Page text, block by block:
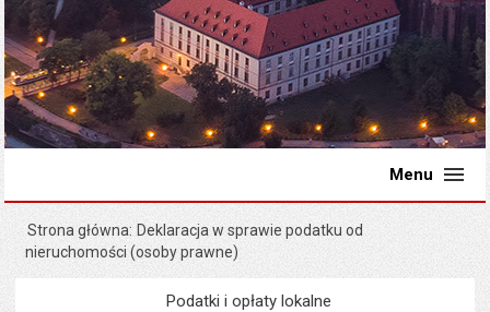
Menu
Strona główna Deklaracja w sprawie podatku od
nieruchomości (osoby prawne)
MenuPodatki i opłaty lokalne
Podatki i opłaty lokalne